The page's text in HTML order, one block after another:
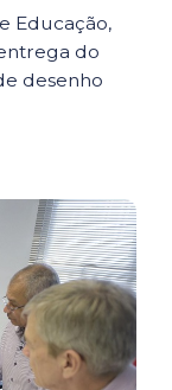
Educação,
do
desenho